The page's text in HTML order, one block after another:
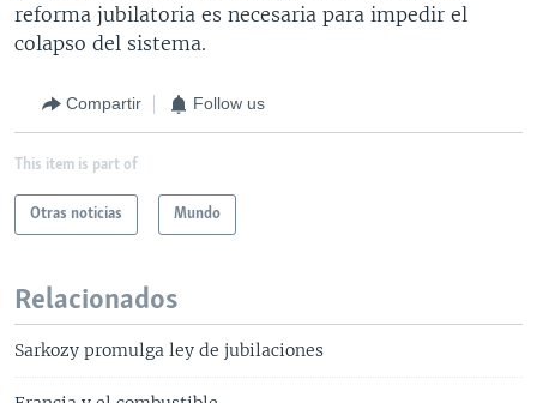
reforma jubilatoria es necesaria para impedir el
colapso del sistema.
Compartir Follow us
This item is part of
Otras noticias Mundo
Relacionados
Sarkozy promulga ley de jubilaciones